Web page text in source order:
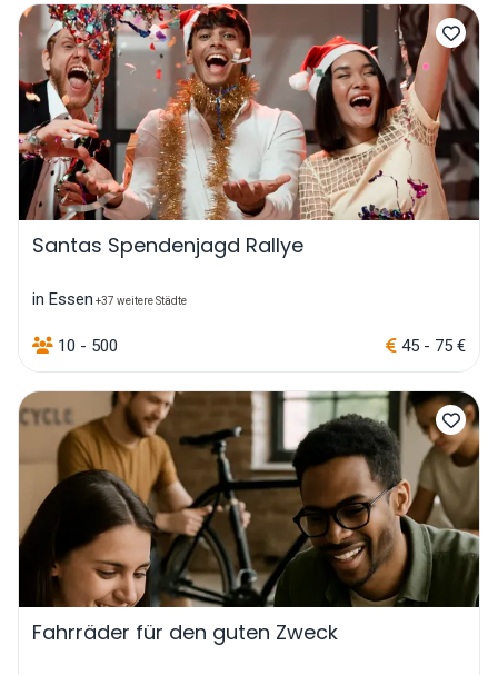
Santas Spendenjagd Rallye
in Essen +37 weitere Städte
10 - 500 45 - 75 €
Fahrräder für den guten Zweck